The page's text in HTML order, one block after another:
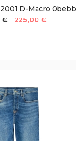
D-Macro 0bebb
€
225,00 €